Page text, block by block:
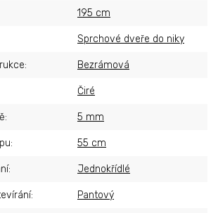
195 cm
Sprchové dveře do niky
: Bezrámová
Čiré
: 5 mm
: 55 cm
: Jednokřídlé
: Pantový